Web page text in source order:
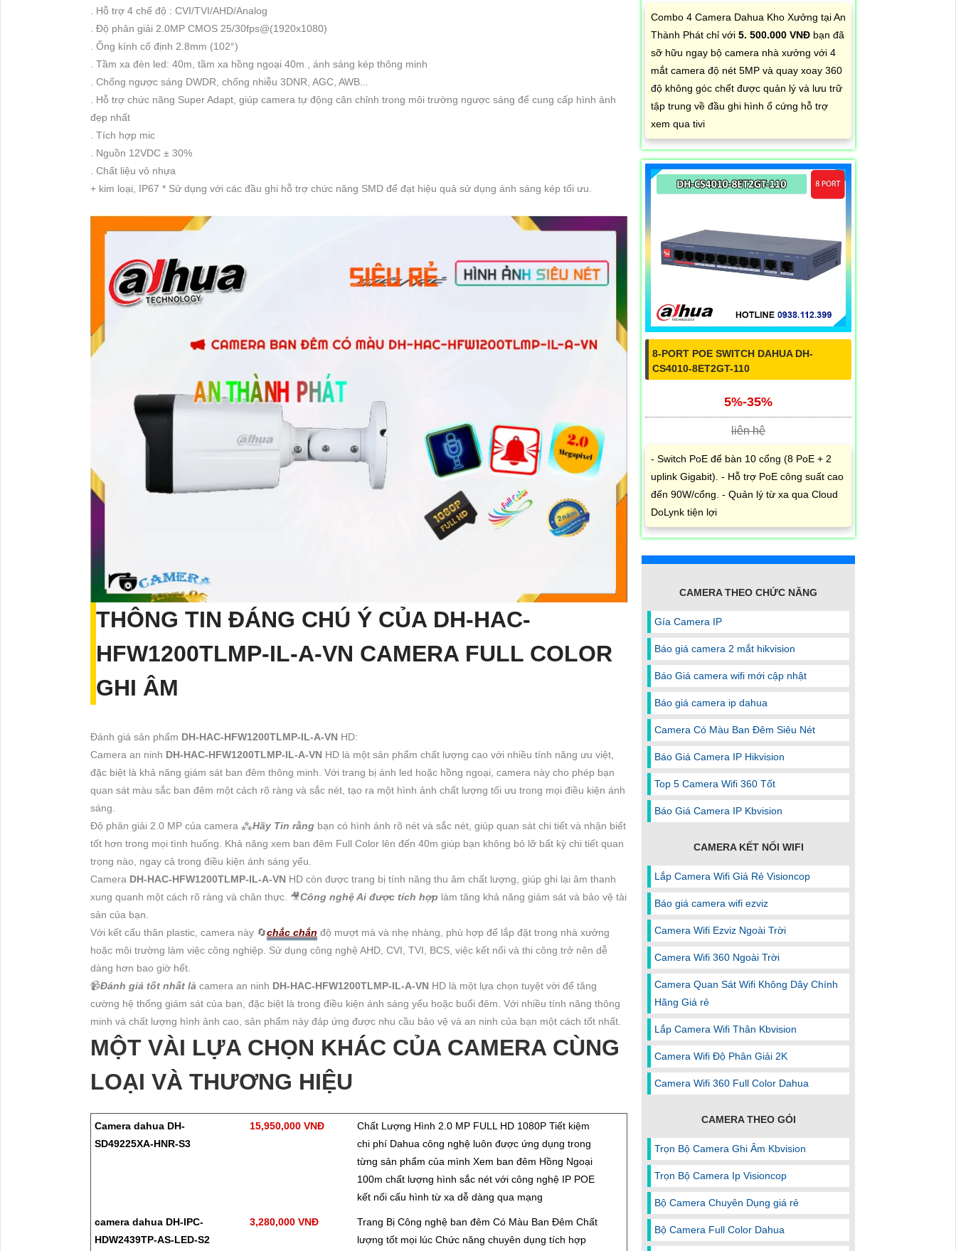
. Hỗ trợ 4 chế độ : CVI/TVI/AHD/Analog
. Độ phân giải 2.0MP CMOS 25/30fps@(1920x1080)
. Ống kính cố định 2.8mm (102°)
. Tầm xa đèn led: 40m, tầm xa hồng ngoại 40m , ánh sáng kép thông minh
. Chống ngược sáng DWDR, chống nhiễu 3DNR, AGC, AWB...
. Hỗ trợ chức năng Super Adapt, giúp camera tự động cân chỉnh trong môi trường ngược sáng để cung cấp hình ảnh
đẹp nhất
. Tích hợp mic
. Nguồn 12VDC ± 30%
. Chất liệu vỏ nhựa
+ kim loại, IP67 * Sử dụng với các đầu ghi hỗ trợ chức năng SMD để đạt hiệu quả sử dụng ánh sáng kép tối ưu.
THÔNG TIN ĐÁNG CHÚ Ý CỦA DH-HAC-
HFW1200TLMP-IL-A-VN CAMERA FULL COLOR
GHI ÂM
Đánh giá sản phẩm DH-HAC-HFW1200TLMP-IL-A-VN HD:
Camera an ninh DH-HAC-HFW1200TLMP-IL-A-VN HD là một sản phẩm chất lượng cao với nhiều tính năng ưu việt,
đặc biệt là khả năng giám sát ban đêm thông minh. Với trang bị ánh led hoặc hồng ngoại, camera này cho phép bạn
quan sát màu sắc ban đêm một cách rõ ràng và sắc nét, tạo ra một hình ảnh chất lượng tối ưu trong mọi điều kiện ánh
sáng.
Độ phân giải 2.0 MP của camera ⁂Hãy Tin rằng bạn có hình ảnh rõ nét và sắc nét, giúp quan sát chi tiết và nhận biết
tốt hơn trong mọi tình huống. Khả năng xem ban đêm Full Color lên đến 40m giúp bạn không bỏ lỡ bất kỳ chi tiết quan
trọng nào, ngay cả trong điều kiện ánh sáng yếu.
Camera DH-HAC-HFW1200TLMP-IL-A-VN HD còn được trang bị tính năng thu âm chất lượng, giúp ghi lại âm thanh
xung quanh một cách rõ ràng và chân thực. 🎥Công nghệ Ai được tích hợp làm tăng khả năng giám sát và bảo vệ tài
sản của bạn.
Với kết cấu thân plastic, camera này 🔄chắc chắn độ mượt mà và nhẹ nhàng, phù hợp để lắp đặt trong nhà xưởng
hoặc môi trường làm việc công nghiệp. Sử dụng công nghệ AHD, CVI, TVI, BCS, việc kết nối và thi công trở nên dễ
dàng hơn bao giờ hết.
📹Đánh giá tốt nhất là camera an ninh DH-HAC-HFW1200TLMP-IL-A-VN HD là một lựa chọn tuyệt vời để tăng
cường hệ thống giám sát của bạn, đặc biệt là trong điều kiện ánh sáng yếu hoặc buổi đêm. Với nhiều tính năng thông
minh và chất lượng hình ảnh cao, sản phẩm này đáp ứng được nhu cầu bảo vệ và an ninh của bạn một cách tốt nhất.
MỘT VÀI LỰA CHỌN KHÁC CỦA CAMERA CÙNG
LOẠI VÀ THƯƠNG HIỆU
Camera dahua DH-
SD49225XA-HNR-S3
15,950,000 VNĐ
Chất Lượng Hình 2.0 MP FULL HD 1080P Tiết kiệm
chi phí Dahua công nghệ luôn được ứng dụng trong
từng sản phẩm của mình Xem ban đêm Hồng Ngoại
100m chất lượng hình sắc nét với công nghệ IP POE
kết nối cấu hình từ xa dễ dàng qua mạng
camera dahua DH-IPC-
HDW2439TP-AS-LED-S2
3,280,000 VNĐ
Trang Bị Công nghệ ban đêm Có Màu Ban Đêm Chất
lượng tốt mọi lúc Chức năng chuyên dụng tích hợp
Combo 4 Camera Dahua Kho Xưởng tại An
Thành Phát chỉ với 5. 500.000 VNĐ bạn đã
sỡ hữu ngay bộ camera nhà xưởng với 4
mắt camera độ nét 5MP và quay xoay 360
độ không góc chết được quản lý và lưu trữ
tập trung về đầu ghi hình ổ cứng hỗ trợ
xem qua tivi
8-PORT POE SWITCH DAHUA DH-
CS4010-8ET2GT-110
5%-35%
liên hệ
- Switch PoE để bàn 10 cổng (8 PoE + 2
uplink Gigabit). - Hỗ trợ PoE công suất cao
đến 90W/cổng. - Quản lý từ xa qua Cloud
DoLynk tiện lợi
CAMERA THEO CHỨC NĂNG
Gía Camera IP
Báo giá camera 2 mắt hikvision
Báo Giá camera wifi mới cập nhật
Báo giá camera ip dahua
Camera Có Màu Ban Đêm Siêu Nét
Báo Giá Camera IP Hikvision
Top 5 Camera Wifi 360 Tốt
Báo Giá Camera IP Kbvision
CAMERA KẾT NỐI WIFI
Lắp Camera Wifi Giá Rẻ Visioncop
Báo giá camera wifi ezviz
Camera Wifi Ezviz Ngoài Trời
Camera Wifi 360 Ngoài Trời
Camera Quan Sát Wifi Không Dây Chính
Hãng Giá rẻ
Lắp Camera Wifi Thân Kbvision
Camera Wifi Độ Phân Giải 2K
Camera Wifi 360 Full Color Dahua
CAMERA THEO GÓI
Trọn Bộ Camera Ghi Âm Kbvision
Trọn Bộ Camera Ip Visioncop
Bộ Camera Chuyên Dụng giá rẻ
Bộ Camera Full Color Dahua